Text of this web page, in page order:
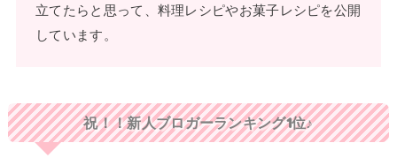
立てたらと思って、料理レシピやお菓子レシピを公開
しています。
祝！！新人ブロガーランキング1位♪